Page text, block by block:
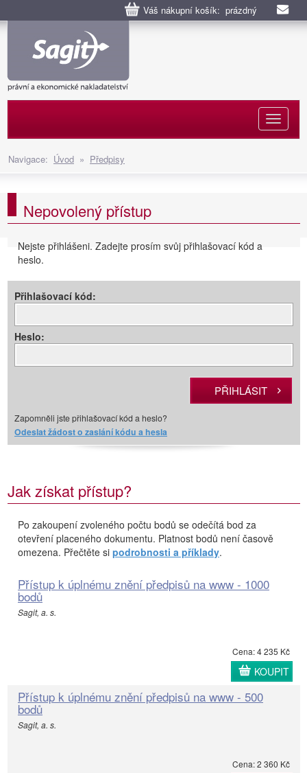
Váš nákupní košík: prázdný
Navigace: Úvod » Předpisy
Nepovolený přístup
Nejste přihlášeni. Zadejte prosím svůj přihlašovací kód a
heslo.
Přihlašovací kód:
Heslo:
Zapomněli jste přihlašovací kód a heslo?
Odeslat žádost o zaslání kódu a hesla
Jak získat přístup?
Po zakoupení zvoleného počtu bodů se odečítá bod za
otevření placeného dokumentu. Platnost bodů není časově
omezena. Přečtěte si podrobnosti a příklady.
Přístup k úplnému znění předpisů na www - 1000
bodů
Sagit, a. s.
Cena: 4 235 Kč
KOUPIT
Přístup k úplnému znění předpisů na www - 500
bodů
Sagit, a. s.
Cena: 2 360 Kč